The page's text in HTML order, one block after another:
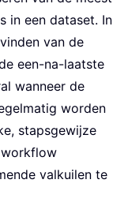
in een dataset. In
van de
een-na-laatste
wanneer de
worden
stapsgewijze
valkuilen te